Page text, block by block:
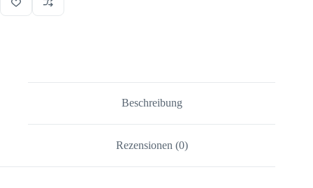
Beschreibung
Rezensionen (0)